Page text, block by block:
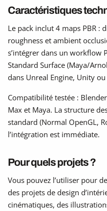
Caractéristiques
Le pack inclut 4 maps PBR :
roughness et ambient
s’intégrer dans un workflow
Standard Surface (Maya/
dans Unreal Engine, Unity
Compatibilité testée :
Max et Maya. La structure
standard (Normal OpenGL,
l’intégration est immédiate.
Pour quels projets ?
Vous pouvez l’utiliser pour
des projets de design
cinématiques, des